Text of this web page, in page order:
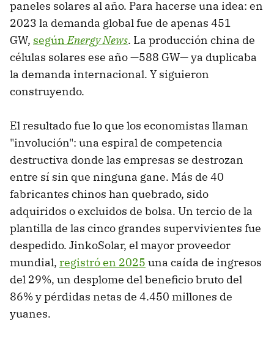
paneles solares al año. Para hacerse una idea: en
2023 la demanda global fue de apenas 451
GW, segúnEnergy News. La producción china de
células solares ese año —588 GW— ya duplicaba
la demanda internacional. Y siguieron
construyendo.
El resultado fue lo que los economistas llaman
"involución": una espiral de competencia
destructiva donde las empresas se destrozan
entre sí sin que ninguna gane. Más de 40
fabricantes chinos han quebrado, sido
adquiridos o excluidos de bolsa. Un tercio de la
plantilla de las cinco grandes supervivientes fue
despedido. JinkoSolar, el mayor proveedor
mundial, registró en 2025 una caída de ingresos
del 29%, un desplome del beneficio bruto del
86% y pérdidas netas de 4.450 millones de
yuanes.